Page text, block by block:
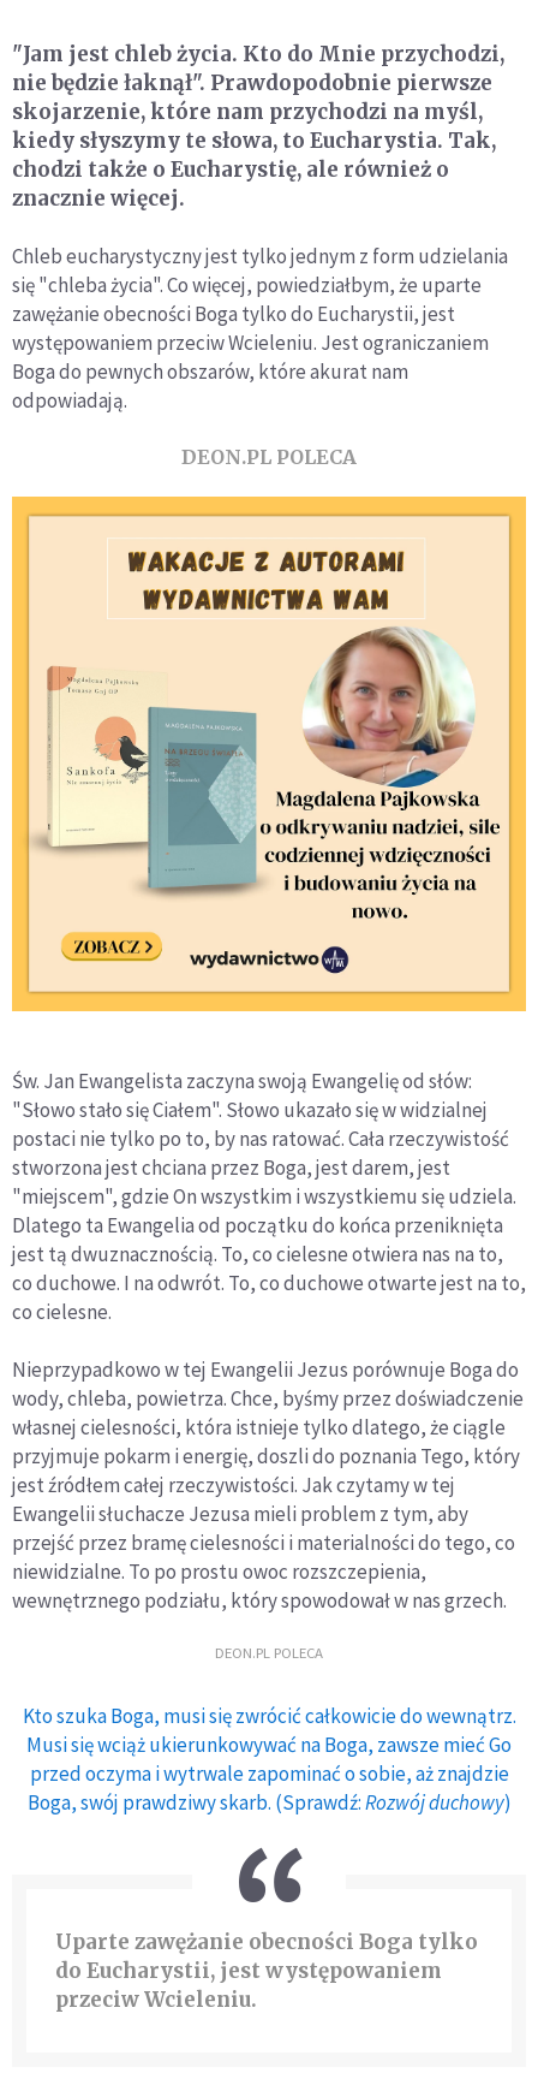
"Jam jest chleb życia. Kto do Mnie przychodzi,
nie będzie łaknął". Prawdopodobnie pierwsze
skojarzenie, które nam przychodzi na myśl,
kiedy słyszymy te słowa, to Eucharystia. Tak,
chodzi także o Eucharystię, ale również o
znacznie więcej.
Chleb eucharystyczny jest tylko jednym z form udzielania
się "chleba życia". Co więcej, powiedziałbym, że uparte
zawężanie obecności Boga tylko do Eucharystii, jest
występowaniem przeciw Wcieleniu. Jest ograniczaniem
Boga do pewnych obszarów, które akurat nam
odpowiadają.
DEON.PL POLECA
Św. Jan Ewangelista zaczyna swoją Ewangelię od słów:
"Słowo stało się Ciałem". Słowo ukazało się w widzialnej
postaci nie tylko po to, by nas ratować. Cała rzeczywistość
stworzona jest chciana przez Boga, jest darem, jest
"miejscem", gdzie On wszystkim i wszystkiemu się udziela.
Dlatego ta Ewangelia od początku do końca przeniknięta
jest tą dwuznacznością. To, co cielesne otwiera nas na to,
co duchowe. I na odwrót. To, co duchowe otwarte jest na to,
co cielesne.
Nieprzypadkowo w tej Ewangelii Jezus porównuje Boga do
wody, chleba, powietrza. Chce, byśmy przez doświadczenie
własnej cielesności, która istnieje tylko dlatego, że ciągle
przyjmuje pokarm i energię, doszli do poznania Tego, który
jest źródłem całej rzeczywistości. Jak czytamy w tej
Ewangelii słuchacze Jezusa mieli problem z tym, aby
przejść przez bramę cielesności i materialności do tego, co
niewidzialne. To po prostu owoc rozszczepienia,
wewnętrznego podziału, który spowodował w nas grzech.
DEON.PL POLECA
Kto szuka Boga, musi się zwrócić całkowicie do wewnątrz.
Musi się wciąż ukierunkowywać na Boga, zawsze mieć Go
przed oczyma i wytrwale zapominać o sobie, aż znajdzie
Boga, swój prawdziwy skarb. (Sprawdź:Rozwój duchowy)
Uparte zawężanie obecności Boga tylko
do Eucharystii, jest występowaniem
przeciw Wcieleniu.